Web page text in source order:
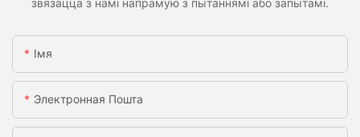
Імя
Электронная Пошта